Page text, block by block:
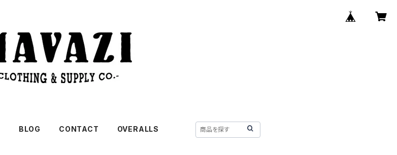
BLOG CONTACT OVERALLS